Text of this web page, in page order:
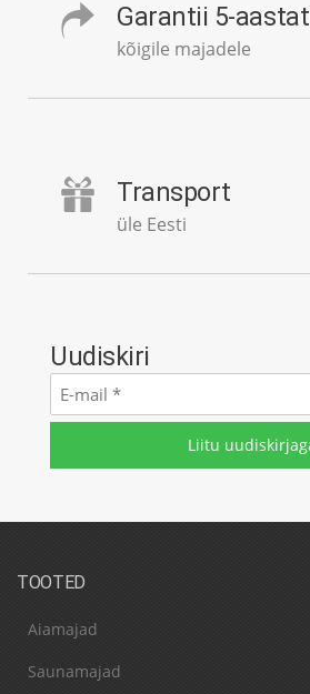
Garantii 5-aastat
kõigile majadele
Transport
üle Eesti
Uudiskiri
E-
mail
TOOTED
Aiamajad
Saunamajad